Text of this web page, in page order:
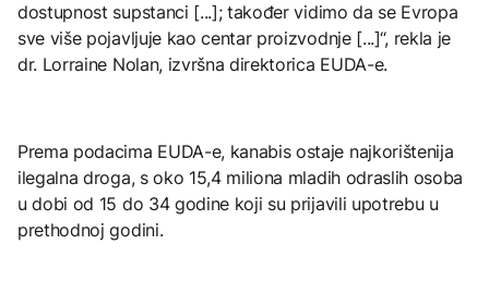
dostupnost supstanci [...]; također vidimo da se Evropa
sve više pojavljuje kao centar proizvodnje [...]“, rekla je
dr. Lorraine Nolan, izvršna direktorica EUDA-e.
Prema podacima EUDA-e, kanabis ostaje najkorištenija
ilegalna droga, s oko 15,4 miliona mladih odraslih osoba
u dobi od 15 do 34 godine koji su prijavili upotrebu u
prethodnoj godini.